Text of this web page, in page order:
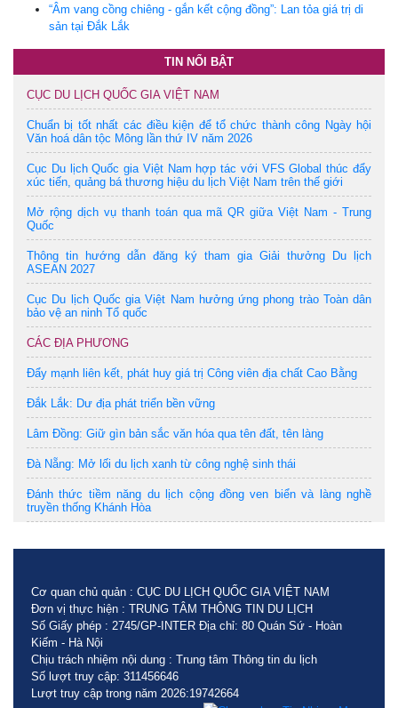
“Âm vang cồng chiêng - gắn kết cộng đồng”: Lan tỏa giá trị di
sản tại Đắk Lắk
TIN NỔI BẬT
CỤC DU LỊCH QUỐC GIA VIỆT NAM
Chuẩn bị tốt nhất các điều kiện để tổ chức thành công Ngày hội
Văn hoá dân tộc Mông lần thứ IV năm 2026
Cục Du lịch Quốc gia Việt Nam hợp tác với VFS Global thúc đẩy
xúc tiến, quảng bá thương hiệu du lịch Việt Nam trên thế giới
Mở rộng dịch vụ thanh toán qua mã QR giữa Việt Nam - Trung
Quốc
Thông tin hướng dẫn đăng ký tham gia Giải thưởng Du lịch
ASEAN 2027
Cục Du lịch Quốc gia Việt Nam hưởng ứng phong trào Toàn dân
bảo vệ an ninh Tổ quốc
CÁC ĐỊA PHƯƠNG
Đẩy mạnh liên kết, phát huy giá trị Công viên địa chất Cao Bằng
Đắk Lắk: Dư địa phát triển bền vững
Lâm Đồng: Giữ gìn bản sắc văn hóa qua tên đất, tên làng
Đà Nẵng: Mở lối du lịch xanh từ công nghệ sinh thái
Đánh thức tiềm năng du lịch cộng đồng ven biển và làng nghề
truyền thống Khánh Hòa
Cơ quan chủ quản : CỤC DU LỊCH QUỐC GIA VIỆT NAM
Đơn vị thực hiện : TRUNG TÂM THÔNG TIN DU LỊCH
Số Giấy phép : 2745/GP-INTER Địa chỉ: 80 Quán Sứ - Hoàn
Kiếm - Hà Nội
Chịu trách nhiệm nội dung : Trung tâm Thông tin du lịch
Số lượt truy cập: 311456646
Lượt truy cập trong năm 2026:19742664